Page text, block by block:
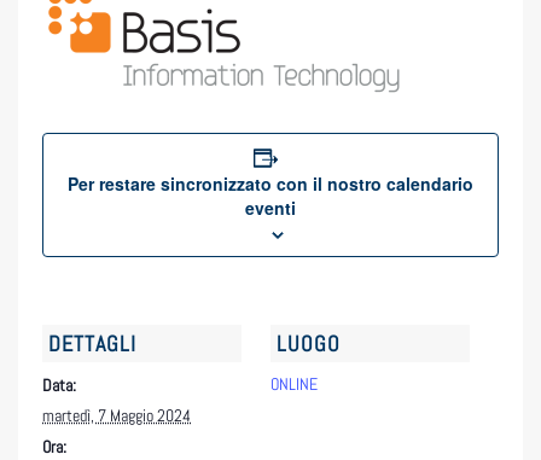
Per restare sincronizzato con il nostro calendario
eventi
DETTAGLI
Data:
martedì, 7 Maggio 2024
Ora:
LUOGO
ONLINE